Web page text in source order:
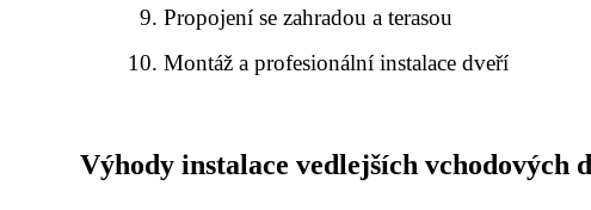
Propojení se zahradou a terasou
Montáž a profesionální instalace dveří
Výhody instalace vedlejších vchodových